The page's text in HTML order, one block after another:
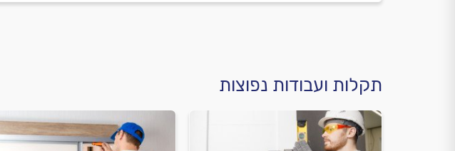
תקלות ועבודות נפוצות